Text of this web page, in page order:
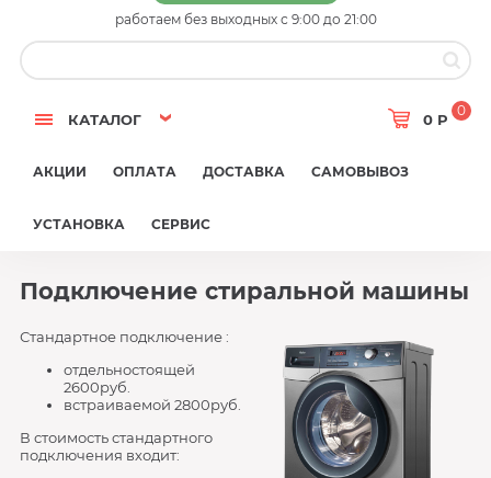
работаем без выходных с 9:00 до 21:00
КАТАЛОГ 0 Р
0
АКЦИИ ОПЛАТА ДОСТАВКА САМОВЫВОЗ
УСТАНОВКА СЕРВИС
Подключение стиральной машины
Стандартное подключение :
отдельностоящей
2600руб.
встраиваемой 2800руб.
В стоимость стандартного
подключения входит: